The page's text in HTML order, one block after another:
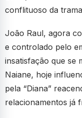
conflituoso da
João Raul, agora
e controlado pelo
insatisfação que se
Naiane, hoje
pela “Diana”
relacionamentos já